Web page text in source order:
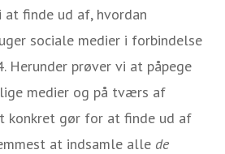
at finde ud af, hvordan
sociale medier i forbindelse
Herunder prøver vi at påpege
medier og på tværs af
konkret gør for at finde ud af
at indsamle alle de